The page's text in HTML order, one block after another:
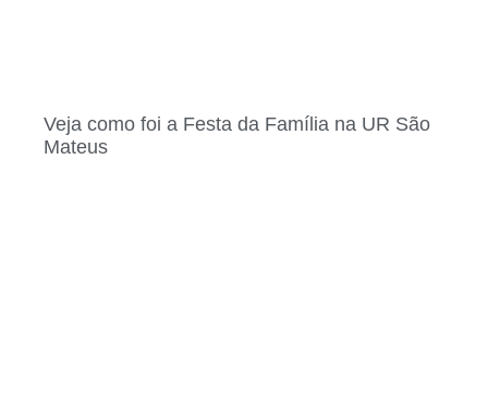
Veja como foi a Festa da Família na UR São
Mateus